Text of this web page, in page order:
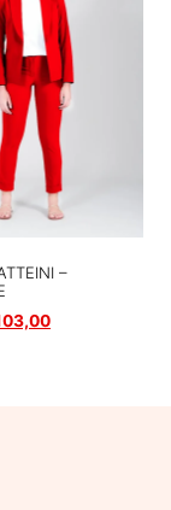
–